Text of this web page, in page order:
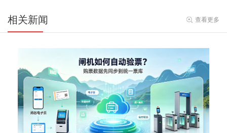
相关新闻 查看更多